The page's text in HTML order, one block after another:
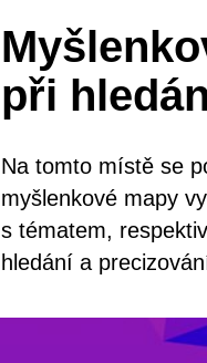
při
Na tomto místě se
myšlenkové mapy
s tématem,
hledání a